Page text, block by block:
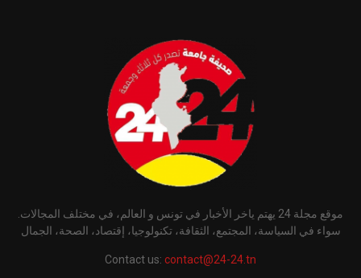
موقع مجلة 24 يهتم ياخر الأخبار في تونس و العالم، في مختلف المجالات.
سواء في السياسة، المجتمع، الثقافة، تكنولوجيا، إقتصاد، الصحة، الجمال
Contact us: contact@24-24.tn